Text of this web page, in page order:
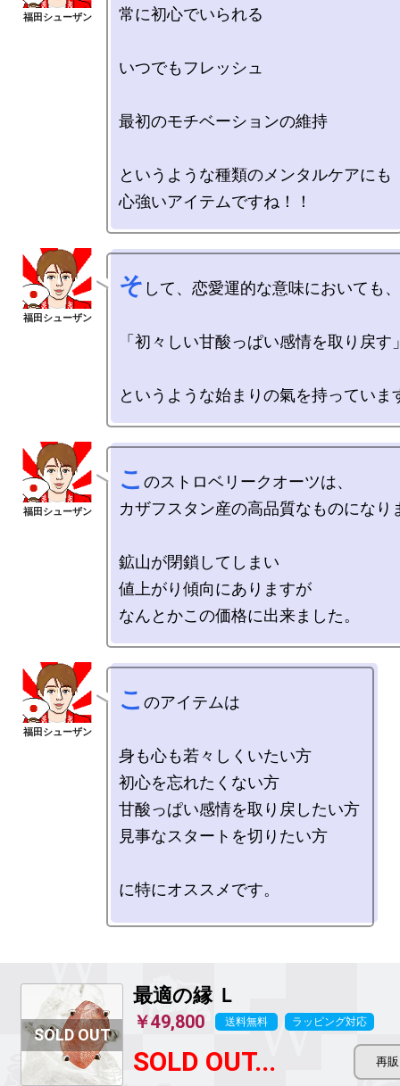
常に初心でいられる
いつでもフレッシュ
最初のモチベーションの維持
というような種類のメンタルケアにも
そ して、恋愛運的な意味においても、
「初々しい甘酸っぱい感情を取り戻す
こ のストロベリークオーツは、
カザフスタン産の高品質なものになり
鉱山が閉鎖してしまい
値上がり傾向にありますが
こ のアイテムは
身も心も若々しくいたい方
初心を忘れたくない方
甘酸っぱい感情を取り戻したい方
見事なスタートを切りたい方
に特にオススメです。
最適の縁Ｌ
￥49,800 送料無料 ラッピング対応
SOLD OUT...